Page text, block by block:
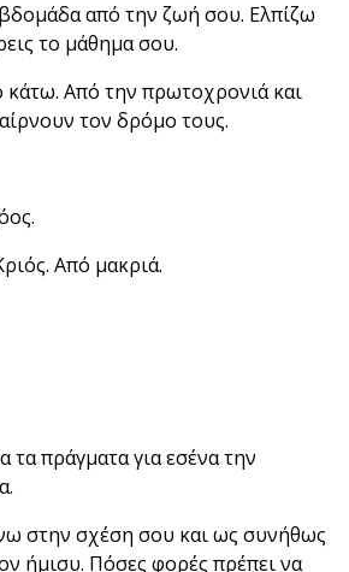
από την ζωή σου. Ελπίζω
το μάθημα σου.
κάτω. Από την πρωτοχρονιά και
τον δρόμο τους.
Από μακριά.
τα πράγματα για εσένα την
στην σχέση σου και ως συνήθως
ήμισυ. Πόσες φορές πρέπει να